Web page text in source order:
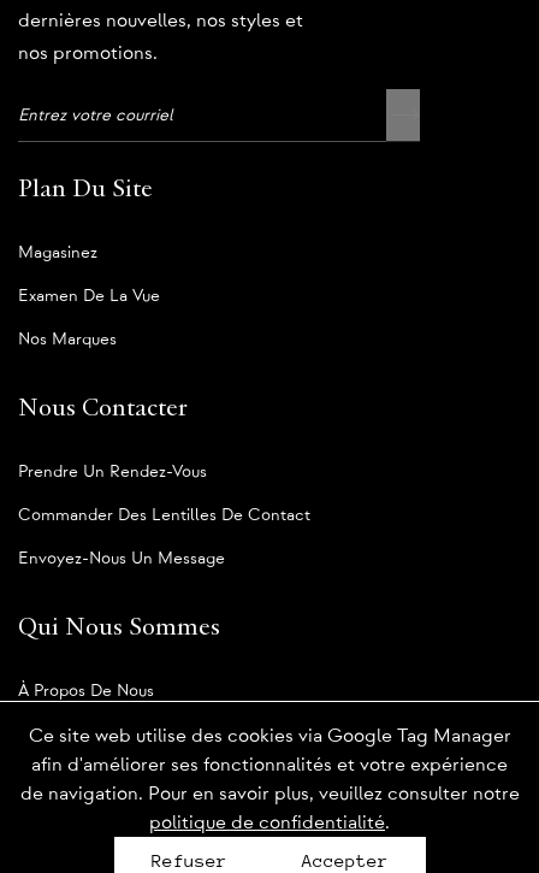
Ce site web utilise des cookies via Google Tag Manager
afin d'améliorer ses fonctionnalités et votre expérience
de navigation. Pour en savoir plus, veuillez consulter notre
politique de confidentialité.
Refuser
Accepter
dernières nouvelles, nos styles et
nos promotions.
Plan Du Site
Magasinez
Examen De La Vue
Nos Marques
Nous Contacter
Prendre Un Rendez-Vous
Commander Des Lentilles De Contact
Envoyez-Nous Un Message
Qui Nous Sommes
À Propos De Nous
Notre Blogue
Politique de confidentialité